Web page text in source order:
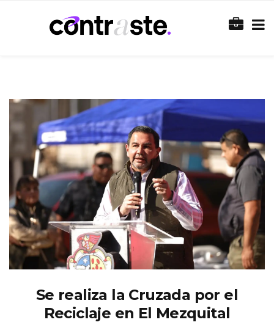
Se realiza la Cruzada por el
Reciclaje en El Mezquital